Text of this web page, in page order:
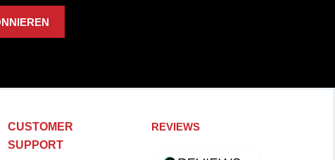
CUSTOMER
SUPPORT
REVIEWS